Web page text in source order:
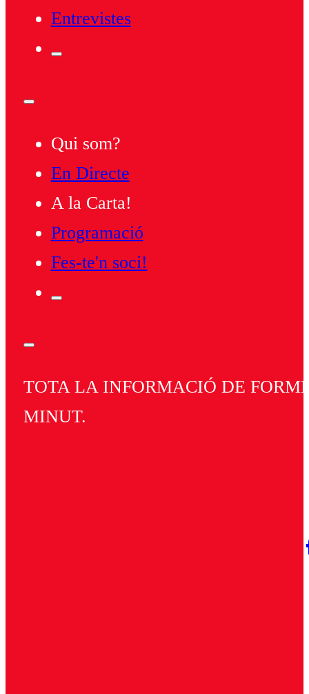
Entrevistes
Qui som?
En Directe
A la Carta!
Programació
Fes-te'n soci!
TOTA LA INFORMACIÓ DE
MINUT.